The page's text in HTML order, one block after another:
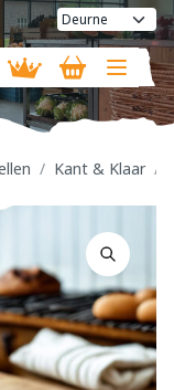
Kant & Klaar